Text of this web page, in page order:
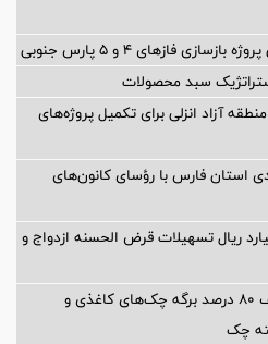
فازهای ۴ و ۵ پارس جنوبی
سبد محصولات
آزاد انزلی برای تكمیل پروژه‌های
استان فارس با رؤسای کانون‌های
بر 32 هزار میلیارد ریال تسهیلات قرض الحسنه ازدواج و
محاسبه جداگانه تعیین تکلیف 80 درصد برگه چک‌های کاغذی و
چک